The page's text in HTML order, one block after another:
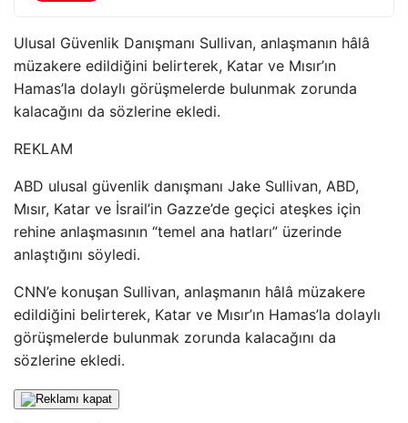
Ulusal Güvenlik Danışmanı Sullivan, anlaşmanın hâlâ
müzakere edildiğini belirterek, Katar ve Mısır’ın
Hamas’la dolaylı görüşmelerde bulunmak zorunda
kalacağını da sözlerine ekledi.
REKLAM
ABD ulusal güvenlik danışmanı Jake Sullivan, ABD,
Mısır, Katar ve İsrail’in Gazze’de geçici ateşkes için
rehine anlaşmasının “temel ana hatları” üzerinde
anlaştığını söyledi.
CNN’e konuşan Sullivan, anlaşmanın hâlâ müzakere
edildiğini belirterek, Katar ve Mısır’ın Hamas’la dolaylı
görüşmelerde bulunmak zorunda kalacağını da
sözlerine ekledi.